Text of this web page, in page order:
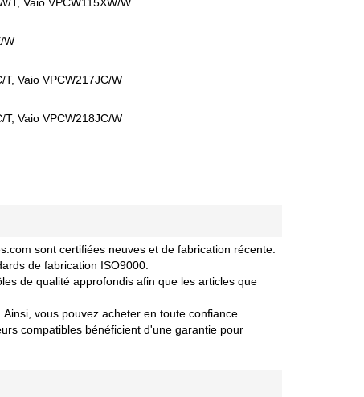
W
T, Vaio VPCW217JC/W
T, Vaio VPCW218JC/W
sont certifiées neuves et de fabrication récente.
de fabrication ISO9000.
de qualité approfondis afin que les articles que
vous pouvez acheter en toute confiance.
compatibles bénéficient d'une garantie pour